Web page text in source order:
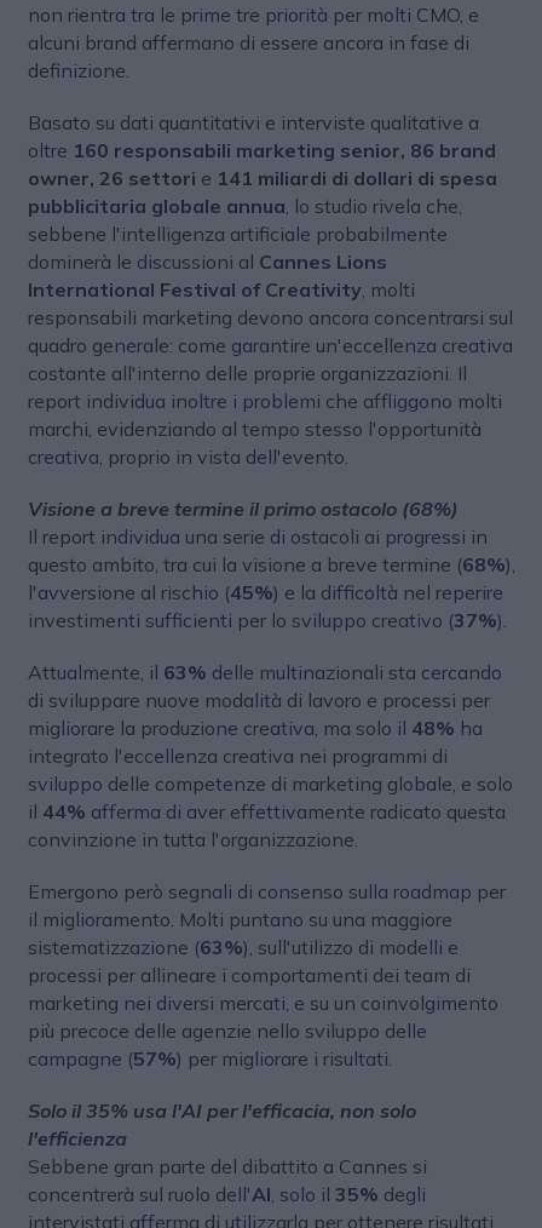
non rientra tra le prime tre priorità per molti CMO, e
alcuni brand affermano di essere ancora in fase di
definizione.
Basato su dati quantitativi e interviste qualitative a
oltre 160 responsabili marketing senior, 86 brand
owner, 26 settori e 141 miliardi di dollari di spesa
pubblicitaria globale annua , lo studio rivela che,
sebbene l'intelligenza artificiale probabilmente
dominerà le discussioni al Cannes Lions
International Festival of Creativity, molti
responsabili marketing devono ancora concentrarsi sul
quadro generale: come garantire un'eccellenza creativa
costante all'interno delle proprie organizzazioni. Il
report individua inoltre i problemi che affliggono molti
marchi, evidenziando al tempo stesso l'opportunità
creativa, proprio in vista dell'evento.
Visione a breve termine il primo ostacolo (68%)
Il report individua una serie di ostacoli ai progressi in
questo ambito, tra cui la visione a breve termine (68%),
l'avversione al rischio (45%) e la difficoltà nel reperire
investimenti sufficienti per lo sviluppo creativo (37%).
Attualmente, il 63% delle multinazionali sta cercando
di sviluppare nuove modalità di lavoro e processi per
migliorare la produzione creativa, ma solo il 48% ha
integrato l'eccellenza creativa nei programmi di
sviluppo delle competenze di marketing globale, e solo
il 44% afferma di aver effettivamente radicato questa
convinzione in tutta l'organizzazione.
Emergono però segnali di consenso sulla roadmap per
il miglioramento. Molti puntano su una maggiore
sistematizzazione (63%), sull'utilizzo di modelli e
processi per allineare i comportamenti dei team di
marketing nei diversi mercati, e su un coinvolgimento
più precoce delle agenzie nello sviluppo delle
campagne (57%) per migliorare i risultati.
Solo il 35% usa l'AI per l'efficacia, non solo
l'efficienza
Sebbene gran parte del dibattito a Cannes si
concentrerà sul ruolo dell'AI , solo il 35% degli
intervistati afferma di utilizzarla per ottenere risultati